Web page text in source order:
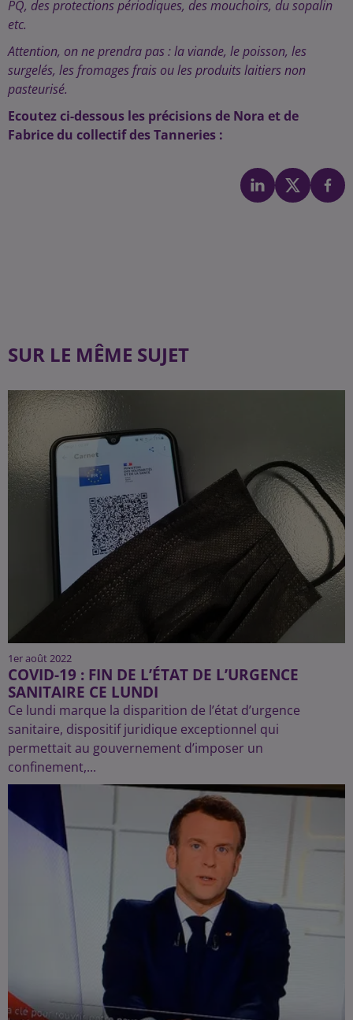
PQ, des protections périodiques, des mouchoirs, du sopalin
etc.
Attention, on ne prendra pas : la viande, le poisson, les
surgelés, les fromages frais ou les produits laitiers non
pasteurisé.
Ecoutez ci-dessous les précisions de Nora et de
Fabrice du collectif des Tanneries :
SUR LE MÊME SUJET
1er août 2022
COVID-19 : FIN DE L’ÉTAT DE L’URGENCE
SANITAIRE CE LUNDI
Ce lundi marque la disparition de l’état d’urgence
sanitaire, dispositif juridique exceptionnel qui
permettait au gouvernement d’imposer un
confinement,...